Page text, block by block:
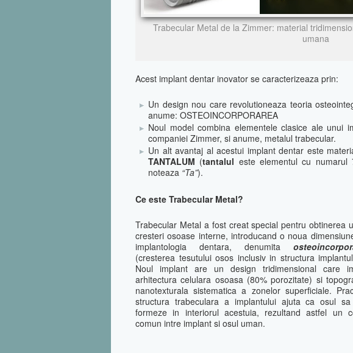
Trabecular Metal de la Zimmer: material
umana
Acest implant dentar inovator se caracterizeaza prin:
Un design nou care revolutioneaza teoria
anume: OSTEOINCORPORAREA
Noul model combina elementele clasice ale unui
companiei Zimmer, si anume, metalul trabecular.
Un alt avantaj al acestui implant dentar este
TANTALUM (tantalul este elementul cu
noteaza “Ta”).
Ce este Trabecular Metal?
Trabecular Metal a fost creat special pentru obtinerea
cresteri osoase interne, introducand o noua
implantologia dentara, denumita
(cresterea tesutului osos inclusiv in structura
Noul implant are un design tridimensional care
arhitectura celulara osoasa (80% porozitate) si
nanotexturala sistematica a zonelor superficiale.
structura trabeculara a implantului ajuta ca osul
formeze in interiorul acestuia, rezultand astfel un
comun intre implant si osul uman.